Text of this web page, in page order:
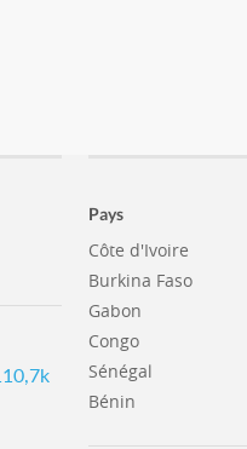
Pays
Côte d'Ivoire
Burkina Faso
Gabon
Congo
Sénégal
Bénin